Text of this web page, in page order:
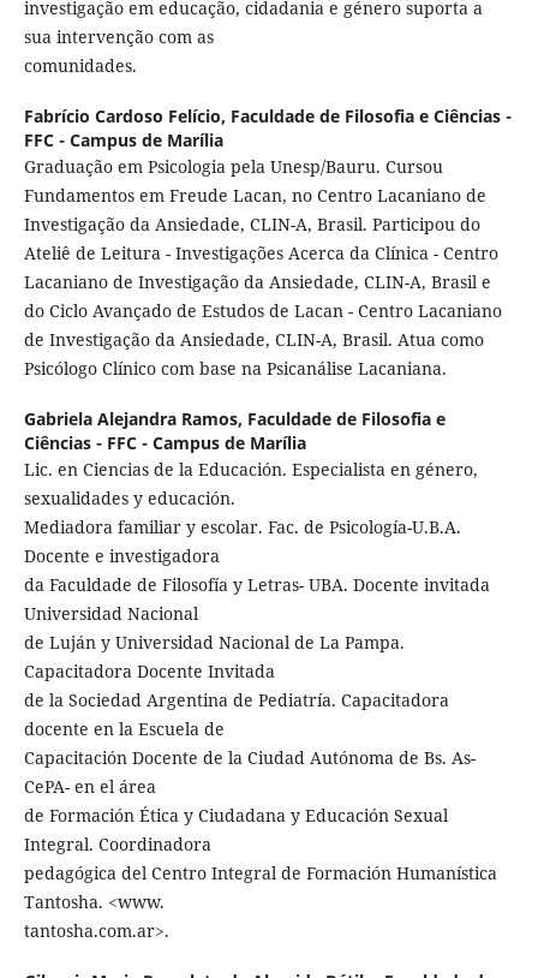
investigação em educação, cidadania e género suporta a
sua intervenção com as
comunidades.
Fabrício Cardoso Felício, Faculdade de Filosofia e Ciências -
FFC - Campus de Marília
Graduação em Psicologia pela Unesp/Bauru. Cursou
Fundamentos em Freude Lacan, no Centro Lacaniano de
Investigação da Ansiedade, CLIN-A, Brasil. Participou do
Ateliê de Leitura - Investigações Acerca da Clínica - Centro
Lacaniano de Investigação da Ansiedade, CLIN-A, Brasil e
do Ciclo Avançado de Estudos de Lacan - Centro Lacaniano
de Investigação da Ansiedade, CLIN-A, Brasil. Atua como
Psicólogo Clínico com base na Psicanálise Lacaniana.
Gabriela Alejandra Ramos, Faculdade de Filosofia e
Ciências - FFC - Campus de Marília
Lic. en Ciencias de la Educación. Especialista en género,
sexualidades y educación.
Mediadora familiar y escolar. Fac. de Psicología-U.B.A.
Docente e investigadora
da Faculdade de Filosofía y Letras- UBA. Docente invitada
Universidad Nacional
de Luján y Universidad Nacional de La Pampa.
Capacitadora Docente Invitada
de la Sociedad Argentina de Pediatría. Capacitadora
docente en la Escuela de
Capacitación Docente de la Ciudad Autónoma de Bs. As-
CePA- en el área
de Formación Ética y Ciudadana y Educación Sexual
Integral. Coordinadora
pedagógica del Centro Integral de Formación Humanística
Tantosha. <www.
tantosha.com.ar>.